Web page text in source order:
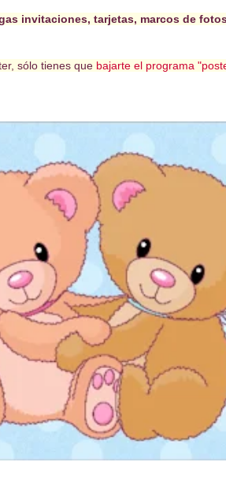
invitaciones, tarjetas, marcos de
sólo tienes que bajarte el programa